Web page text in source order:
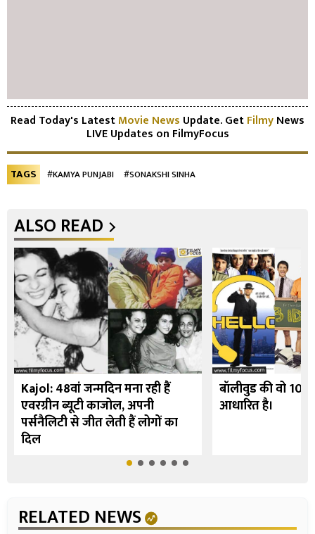
Read Today's LatestMovie News Update. GetFilmyNews
LIVE Updates on FilmyFocus
TAGS #KAMYA PUNJABI #SONAKSHI SINHA
ALSO READ
Kajol: 48वां जन्मदिन मना रही हैं
एवरग्रीन ब्यूटी काजोल, अपनी
पर्सनैलिटी से जीत लेती हैं लोगों का
दिल
बॉलीवुड की वो 10
आधारित है।
RELATED NEWS